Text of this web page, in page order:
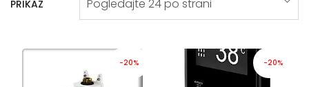
PRIKAZ
-20% -20%